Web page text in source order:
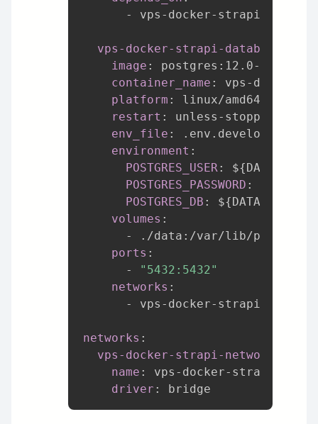
-
vps - docker- strapi
vps-docker-strapi-database
image : postgres : 12.0-
container_name : vps - docker
platform :
linux/amd64
restart : unless - stopped
env_file :
.env.development
environment :
POSTGRES_USER : ${
POSTGRES_PASSWORD :
POSTGRES_DB : ${
volumes :
-
./data : /var/lib/
ports :
-
"5432:5432"
networks :
-
vps - docker- strapi
networks :
vps-docker-strapi-networks
name : vps - docker- strapi
driver :